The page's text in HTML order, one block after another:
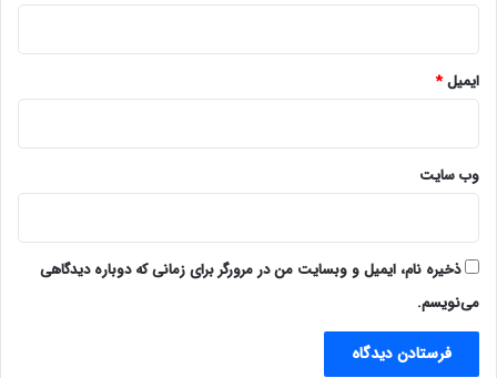
ایمیل*
وب‌ سایت
ذخیره نام، ایمیل و وبسایت من در مرورگر برای زمانی که دوباره دیدگاهی
می‌نویسم.